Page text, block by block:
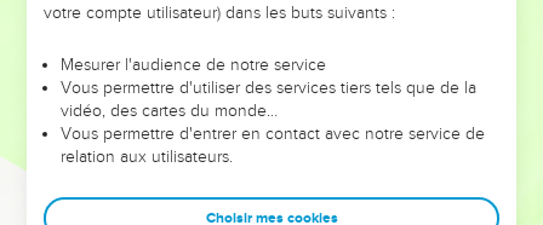
leur foi ou leur vision. Mais on voit moins les doutes, les erreurs
et les saisons difficiles qu'ils ont traversés, alors même que ce
sont elles qui les ont façonnés.
Dans cette conférence, leaders, entrepreneurs, et responsables
clés pour avancer avec plus de sagesse afin que leurs erreurs
votre compte utilisateur) dans les buts suivants :
Mesurer l'audience de notre service
Vous permettre d'utiliser des services tiers tels que de la
vidéo, des cartes du monde…
Vous permettre d'entrer en contact avec notre service de
relation aux utilisateurs.
Choisir mes cookies